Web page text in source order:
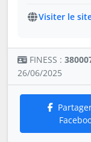
Visiter le
FINESS :
26/06/2025